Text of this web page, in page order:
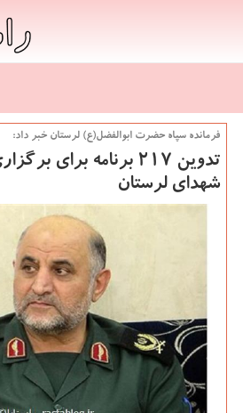
فرمانده سپاه حضرت ابوالفضل(ع) لرستان خبر داد:
تدوین ۲۱۷ برنامه برای
شهدای لرستان